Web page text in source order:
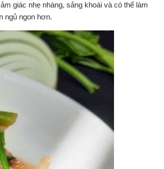
giác nhẹ nhàng, sảng khoái và có thể làm
ngủ ngon hơn.